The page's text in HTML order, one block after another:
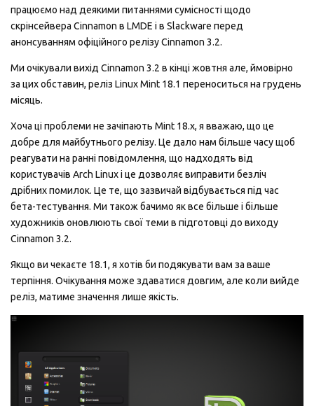
працюємо над деякими питаннями сумісності щодо
скрінсейвера Cinnamon в LMDE і в Slackware перед
анонсуванням офіційного релізу Cinnamon 3.2.
Ми очікували вихід Cinnamon 3.2 в кінці жовтня але, ймовірно
за цих обставин, реліз Linux Mint 18.1 переноситься на грудень
місяць.
Хоча ці проблеми не зачіпають Mint 18.x, я вважаю, що це
добре для майбутнього релізу. Це дало нам більше часу щоб
реагувати на ранні повідомлення, що надходять вiд
користувачiв Arch Linux і це дозволяє виправити безліч
дрібних помилок. Це те, що зазвичай відбувається під час
бета-тестування. Ми також бачимо як все більше і більше
художників оновлюють свої теми в підготовці до виходу
Cinnamon 3.2.
Якщо ви чекаєте 18.1, я хотів би подякувати вам за ваше
терпіння. Очiкування може здаватися довгим, але коли вийде
реліз, матиме значення лише якість.